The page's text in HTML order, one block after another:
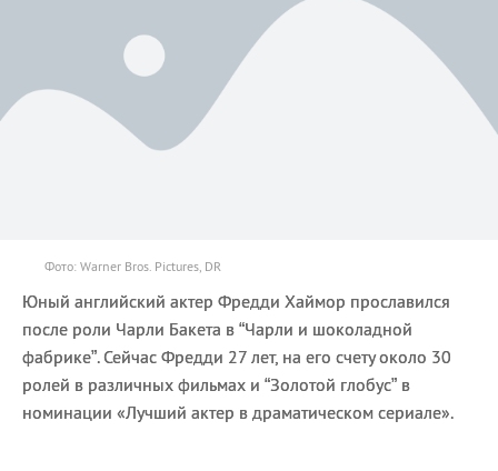
Фото: Warner Bros. Pictures, DR
Юный английский актер Фредди Хаймор прославился
после роли Чарли Бакета в “Чарли и шоколадной
фабрике”. Сейчас Фредди 27 лет, на его счету около 30
ролей в различных фильмах и “Золотой глобус” в
номинации «Лучший актер в драматическом сериале».